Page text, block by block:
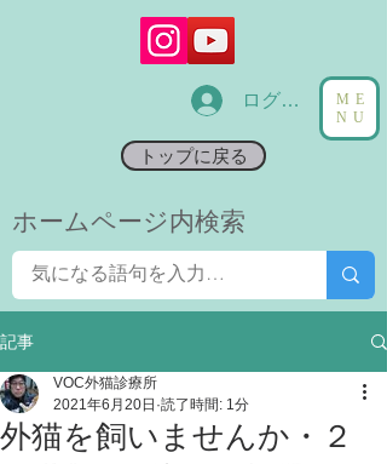
ログイン
トップに戻る
ME
NU
​ホームページ内検索
記事
外猫を飼いませんか・２
VOC外猫診療所
2021年6月20日 読了時間: 1分